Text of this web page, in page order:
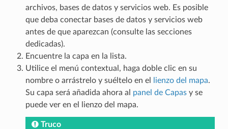
archivos, bases de datos y servicios web. Es posible
que deba conectar bases de datos y servicios web
antes de que aparezcan (consulte las secciones
dedicadas).
Encuentre la capa en la lista.
Utilice el menú contextual, haga doble clic en su
nombre o arrástrelo y suéltelo en el
lienzo del mapa.
Su capa será añadida ahora al panel de Capasy se
puede ver en el lienzo del mapa.
Truco